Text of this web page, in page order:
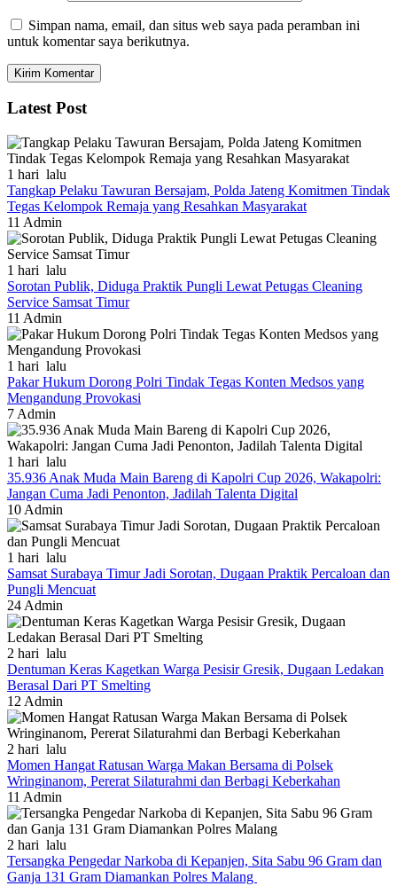
Simpan nama, email, dan situs web saya pada peramban ini
untuk komentar saya berikutnya.
Latest Post
1 hari lalu
Tangkap Pelaku Tawuran Bersajam, Polda Jateng Komitmen Tindak
Tegas Kelompok Remaja yang Resahkan Masyarakat
11 Admin
1 hari lalu
Sorotan Publik, Diduga Praktik Pungli Lewat Petugas Cleaning
Service Samsat Timur
11 Admin
1 hari lalu
Pakar Hukum Dorong Polri Tindak Tegas Konten Medsos yang
Mengandung Provokasi
7 Admin
1 hari lalu
35.936 Anak Muda Main Bareng di Kapolri Cup 2026, Wakapolri:
Jangan Cuma Jadi Penonton, Jadilah Talenta Digital
10 Admin
1 hari lalu
Samsat Surabaya Timur Jadi Sorotan, Dugaan Praktik Percaloan dan
Pungli Mencuat
24 Admin
2 hari lalu
Dentuman Keras Kagetkan Warga Pesisir Gresik, Dugaan Ledakan
Berasal Dari PT Smelting
12 Admin
2 hari lalu
Momen Hangat Ratusan Warga Makan Bersama di Polsek
Wringinanom, Pererat Silaturahmi dan Berbagi Keberkahan
11 Admin
2 hari lalu
Tersangka Pengedar Narkoba di Kepanjen, Sita Sabu 96 Gram dan
Ganja 131 Gram Diamankan Polres Malang